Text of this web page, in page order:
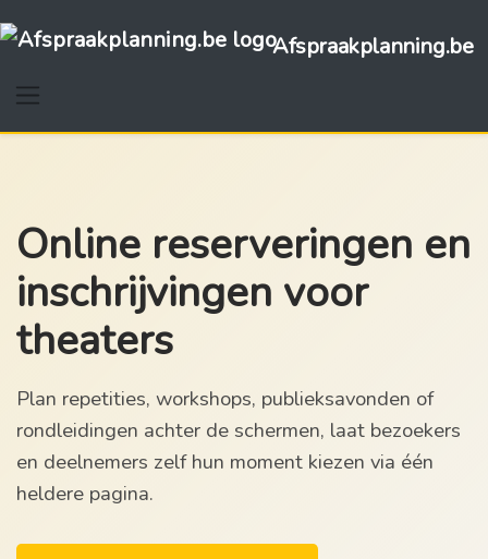
Afspraakplanning.be
Online reserveringen en
inschrijvingen voor
theaters
Plan repetities, workshops, publieksavonden of
rondleidingen achter de schermen, laat bezoekers
en deelnemers zelf hun moment kiezen via één
heldere pagina.